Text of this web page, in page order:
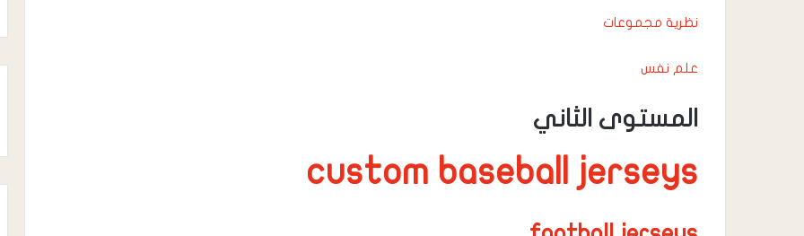
نظرية مجموعات
علم نفس
المستوى الثاني
custom baseball jerseys